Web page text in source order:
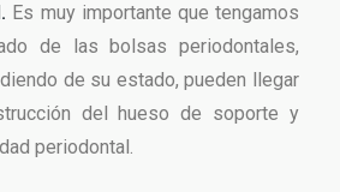
Es muy importante que tengamos
de las bolsas periodontales,
de su estado, pueden llegar
del hueso de soporte y
periodontal.